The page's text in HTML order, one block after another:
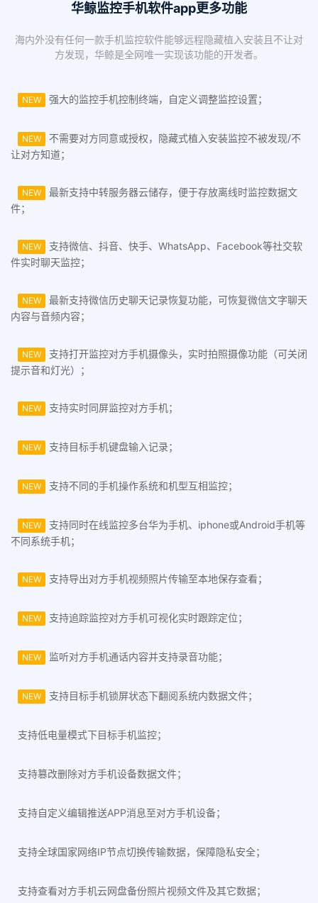
华鲸监控手机软件app更多功能
海内外没有任何一款手机监控软件能够远程隐藏植入安装且不让对
方发现，华鲸是全网唯一实现该功能的开发者。
NEW 强大的监控手机控制终端，自定义调整监控设置；
NEW
不需要对方同意或授权，隐藏式植入安装监控不被发现/不
让对方知道；
NEW
最新支持中转服务器云储存，便于存放离线时监控数据文
件；
NEW
支持微信、抖音、快手、WhatsApp、Facebook等社交软
件实时聊天监控；
NEW
最新支持微信历史聊天记录恢复功能，可恢复微信文字聊天
内容与音频内容；
NEW
支持打开监控对方手机摄像头，实时拍照摄像功能（可关闭
提示音和灯光）；
NEW 支持实时同屏监控对方手机；
NEW 支持目标手机键盘输入记录；
NEW 支持不同的手机操作系统和机型互相监控；
NEW
支持同时在线监控多台华为手机、iphone或Android手机等
不同系统手机；
NEW 支持导出对方手机视频照片传输至本地保存查看；
NEW 支持追踪监控对方手机可视化实时跟踪定位；
NEW 监听对方手机通话内容并支持录音功能；
NEW 支持目标手机锁屏状态下翻阅系统内数据文件；
支持低电量模式下目标手机监控；
支持篡改删除对方手机设备数据文件；
支持自定义编辑推送APP消息至对方手机设备；
支持全球国家网络IP节点切换传输数据，保障隐私安全；
支持查看对方手机云网盘备份照片视频文件及其它数据；